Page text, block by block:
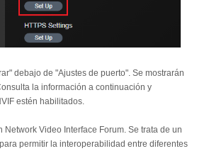
debajo de "Ajustes de puerto". Se mostrarán
la información a continuación y
estén habilitados.
Network Video Interface Forum. Se trata de un
permitir la interoperabilidad entre diferentes